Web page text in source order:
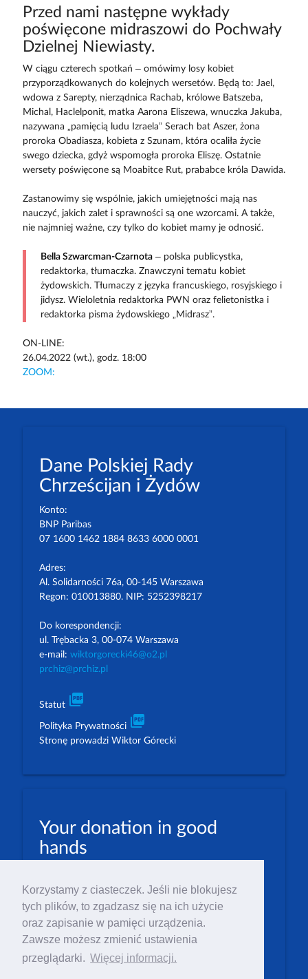
Korzystamy z ciasteczek. Jeśli nie blokujesz
tych plików, to zgadzasz się na ich użycie
oraz zapisanie w pamięci urządzenia.
Zawsze możesz zmienić ustawienia
przeglądarki. Więcej informacji.
Przed nami następne wykłady
poświęcone midraszowi do Pochwały
Dzielnej Niewiasty.
W ciągu czterech spotkań – omówimy losy kobiet
przyporządkowanych do kolejnych wersetów. Będą to: Jael,
wdowa z Sarepty, nierządnica Rachab, królowe Batszeba,
Michal, Haclelponit, matka Aarona Eliszewa, wnuczka Jakuba,
nazywana „pamięcią ludu Izraela” Serach bat Aszer, żona
proroka Obadiasza, kobieta z Szunam, która ocaliła życie
swego dziecka, gdyż wspomogła proroka Eliszę. Ostatnie
wersety poświęcone są Moabitce Rut, prababce króla Dawida.
Zastanowimy się wspólnie, jakich umiejętności mają nas
nauczyć, jakich zalet i sprawności są one wzorcami. A także,
nie najmniej ważne, czy tylko do kobiet mamy je odnosić.
Bella Szwarcman-Czarnota– polska publicystka,
redaktorka, tłumaczka. Znawczyni tematu kobiet
żydowskich. Tłumaczy z języka francuskiego, rosyjskiego i
jidysz. Wieloletnia redaktorka PWN oraz felietonistka i
redaktorka pisma żydowskiego „Midrasz”.
ON-LINE:
26.04.2022 (wt.), godz. 18:00
ZOOM:
Dane Polskiej Rady
Chrześcijan i Żydów
Konto:
BNP Paribas
07 1600 1462 1884 8633 6000 0001
Adres:
Al. Solidarności 76a, 00-145 Warszawa
Regon: 010013880. NIP: 5252398217
Do korespondencji:
ul. Trębacka 3, 00-074 Warszawa
e-mail: wiktorgorecki46@o2.pl
prchiz@prchiz.pl
Statut picture_as_pdf
Polityka Prywatności picture_as_pdf
Stronę prowadzi Wiktor Górecki
Your donation in good
hands
EUR: 23 1600 1462 1884 8633 6000 0004
Numer IBAN: PL23 1 600 1462 1884 8633 6000
0004
Numer BIC/SWIFT: PPABPLPK